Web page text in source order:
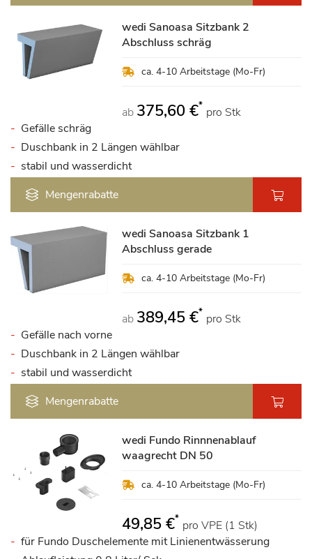
wedi Sanoasa Sitzbank 2
Abschluss schräg
ca. 4-10 Arbeitstage (Mo-Fr)
ab 375,60 €* pro Stk
Gefälle schräg
Duschbank in 2 Längen wählbar
stabil und wasserdicht
Mengenrabatte
wedi Sanoasa Sitzbank 1
Abschluss gerade
ca. 4-10 Arbeitstage (Mo-Fr)
ab 389,45 €* pro Stk
Gefälle nach vorne
Duschbank in 2 Längen wählbar
stabil und wasserdicht
Mengenrabatte
wedi Fundo Rinnnenablauf
waagrecht DN 50
ca. 4-10 Arbeitstage (Mo-Fr)
49,85 €* pro VPE (1 Stk)
für Fundo Duschelemente mit Linienentwässerung